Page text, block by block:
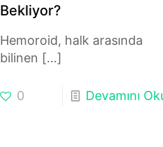
Bekliyor?
Hemoroid, halk arasında
bilinen […]
0 Devamını